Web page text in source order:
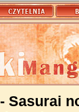
Sasurai